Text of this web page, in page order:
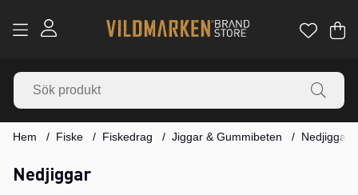
.
Hem Fiske Fiskedrag Jiggar & Gummibeten Nedjiggar
Nedjiggar